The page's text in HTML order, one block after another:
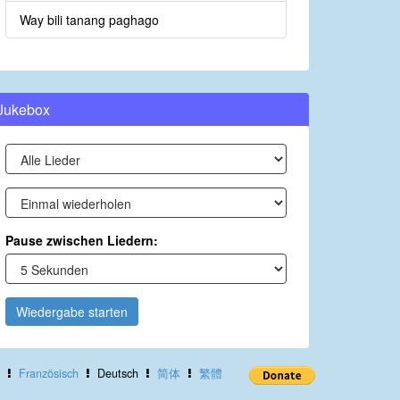
Way bili tanang paghago
Pause zwischen Liedern:
Wiedergabe starten
Französisch Deutsch 简体 繁體